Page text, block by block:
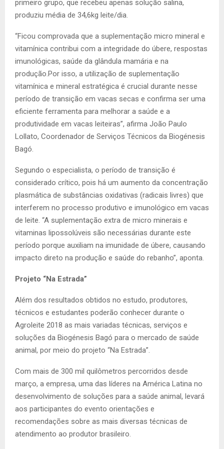
primeiro grupo, que recebeu apenas solução salina,
produziu média de 34,6kg leite/dia.
“Ficou comprovada que a suplementação micro mineral e
vitamínica contribui com a integridade do úbere, respostas
imunológicas, saúde da glândula mamária e na
produção.Por isso, a utilização de suplementação
vitamínica e mineral estratégica é crucial durante nesse
período de transição em vacas secas e confirma ser uma
eficiente ferramenta para melhorar a saúde e a
produtividade em vacas leiteiras”, afirma João Paulo
Lollato, Coordenador de Serviços Técnicos da Biogénesis
Bagó.
Segundo o especialista, o período de transição é
considerado crítico, pois há um aumento da concentração
plasmática de substâncias oxidativas (radicais livres) que
interferem no processo produtivo e imunológico em vacas
de leite. “A suplementação extra de micro minerais e
vitaminas lipossolúveis são necessárias durante este
período porque auxiliam na imunidade de úbere, causando
impacto direto na produção e saúde do rebanho”, aponta.
Projeto “Na Estrada”
Além dos resultados obtidos no estudo, produtores,
técnicos e estudantes poderão conhecer durante o
Agroleite 2018 as mais variadas técnicas, serviços e
soluções da Biogénesis Bagó para o mercado de saúde
animal, por meio do projeto “Na Estrada”.
Com mais de 300 mil quilômetros percorridos desde
março, a empresa, uma das líderes na América Latina no
desenvolvimento de soluções para a saúde animal, levará
aos participantes do evento orientações e
recomendações sobre as mais diversas técnicas de
atendimento ao produtor brasileiro.